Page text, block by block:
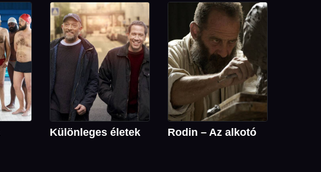
Különleges életek Rodin – Az alkotó